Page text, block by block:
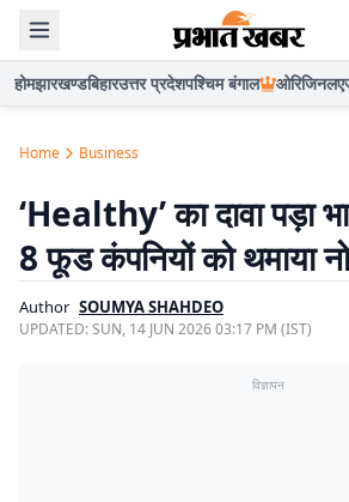
होमझारखण्डबिहारउत्तर प्रदेशपश्चिम बंगाल ओरिजिनल
Home Business
‘Healthy’ का दावा पड़ा
8 फूड कंपनियों को थमाया
Author SOUMYA SHAHDEO
UPDATED:SUN, 14 JUN 2026 03:17 PM (IST)
विज्ञापन